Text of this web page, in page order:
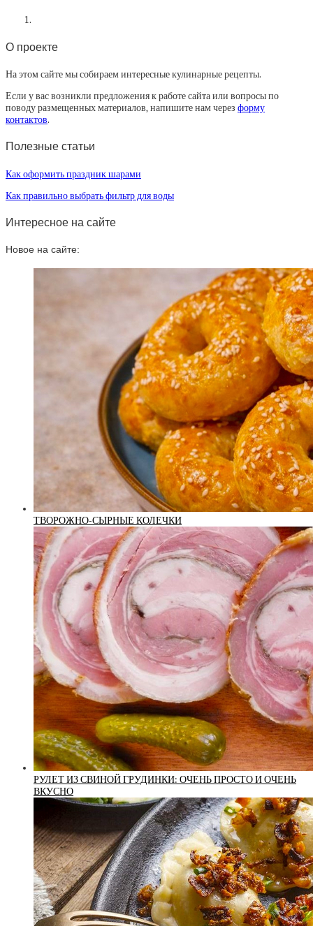
О проекте
На этом сайте мы собираем интересные кулинарные рецепты.
Если у вас возникли предложения к работе сайта или вопросы по
поводу размещенных материалов, напишите нам через форму
контактов.
Полезные статьи
Как оформить праздник шарами
Как правильно выбрать фильтр для воды
Интересное на сайте
Новое на сайте:
ТВОРОЖНО-СЫРНЫЕ КОЛЕЧКИ
РУЛЕТ ИЗ СВИНОЙ ГРУДИНКИ: ОЧЕНЬ ПРОСТО И ОЧЕНЬ
ВКУСНО